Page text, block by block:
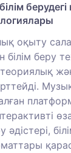
оқыту
білім беру